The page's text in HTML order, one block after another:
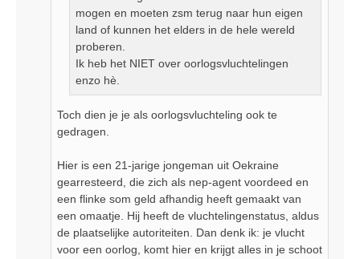
mogen en moeten zsm terug naar hun eigen
land of kunnen het elders in de hele wereld
proberen.
Ik heb het NIET over oorlogsvluchtelingen
enzo hè.
Toch dien je je als oorlogsvluchteling ook te
gedragen.
Hier is een 21-jarige jongeman uit Oekraine
gearresteerd, die zich als nep-agent voordeed en
een flinke som geld afhandig heeft gemaakt van
een omaatje. Hij heeft de vluchtelingenstatus, aldus
de plaatselijke autoriteiten. Dan denk ik: je vlucht
voor een oorlog, komt hier en krijgt alles in je schoot